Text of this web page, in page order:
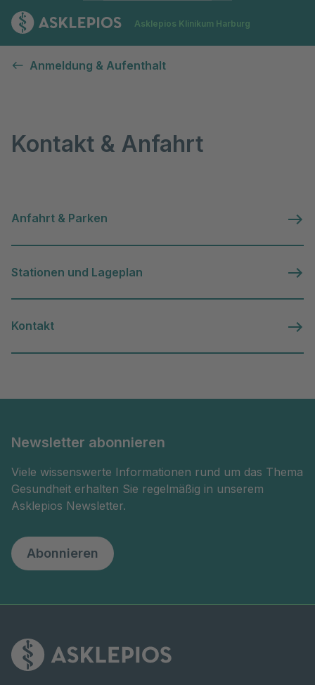
Zur Startseite
Asklepios Klinikum Harburg
Anmeldung & Aufenthalt
Kontakt & Anfahrt
Anfahrt & Parken
Stationen und Lageplan
Kontakt
Newsletter abonnieren
Viele wissenswerte Informationen rund um das Thema
Gesundheit erhalten Sie regelmäßig in unserem
Asklepios Newsletter.
Abonnieren